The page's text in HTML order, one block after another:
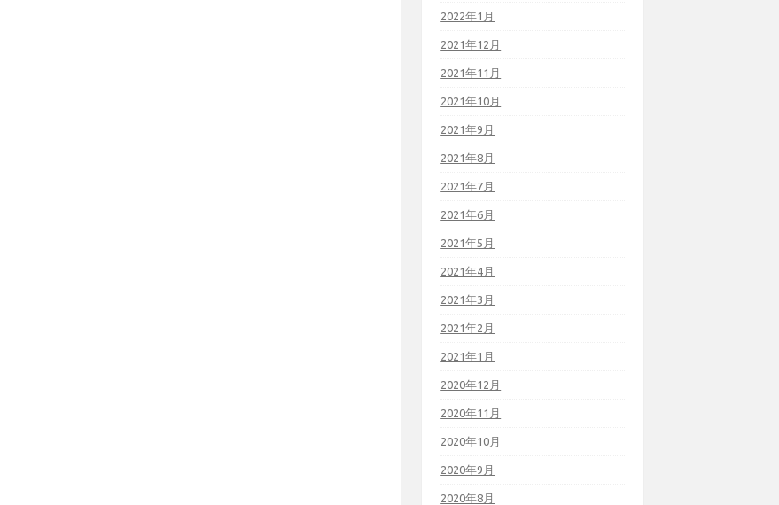
2022年1月
2021年12月
2021年11月
2021年10月
2021年9月
2021年8月
2021年7月
2021年6月
2021年5月
2021年4月
2021年3月
2021年2月
2021年1月
2020年12月
2020年11月
2020年10月
2020年9月
2020年8月